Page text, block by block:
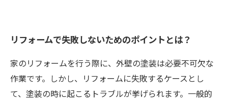
リフォームで失敗しないためのポイントとは？
家のリフォームを行う際に、外壁の塗装は必要不可欠な
作業です。しかし、リフォームに失敗するケースとし
て、塗装の時に起こるトラブルが挙げられます。一般的